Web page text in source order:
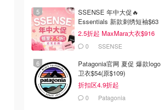
SSENSE 年中大促🔥
Essentials 新款刺绣短袖$63
2.5折起 MaxMara大衣$916
(原$2130)
0 SSENSE
Patagonia官网 夏促 爆款logo
卫衣$54(原$109)
折扣区4.9折起
0 Patagonia